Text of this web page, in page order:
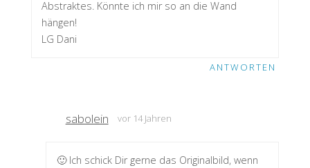
Abstraktes. Könnte ich mir so an die Wand
hängen!
LG Dani
ANTWORTEN
sabolein vor 14 Jahren
🙂 Ich schick Dir gerne das Originalbild, wenn